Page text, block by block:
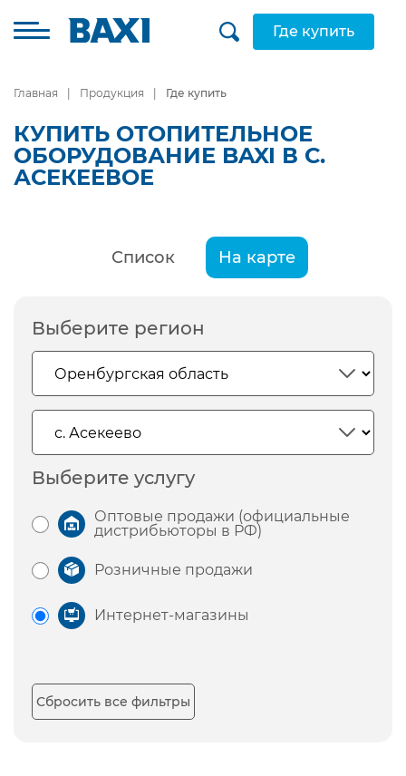
Где купить
Главная Продукция Где купить
КУПИТЬ ОТОПИТЕЛЬНОЕ
ОБОРУДОВАНИЕ BAXI В С.
АСЕКЕЕВОЕ
Список На карте
Выберите регион
Выберите услугу
Оптовые продажи (официальные
дистрибьюторы в РФ)
Розничные продажи
Интернет-магазины
Сбросить все фильтры